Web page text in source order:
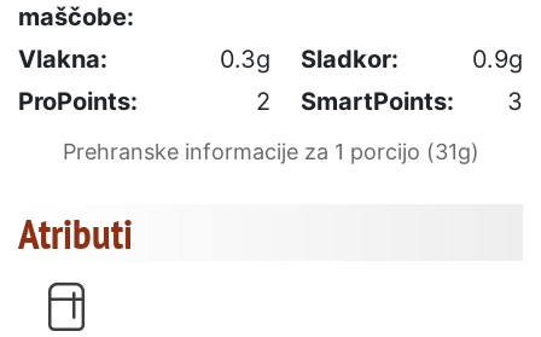
maščobe:
Vlakna: 0.3g Sladkor:
0.9g
ProPoints:
2 SmartPoints: 3
Prehranske informacije za 1 porcijo (31g)
Atributi